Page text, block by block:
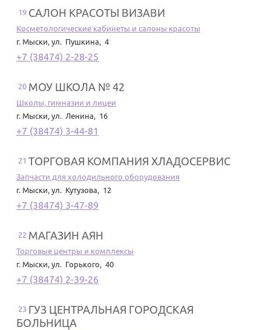
19 САЛОН КРАСОТЫ ВИЗАВИ
Косметологические кабинеты и салоны красоты
г. Мыски, ул. Пушкина, 4
+7 (38474) 2-28-25
20 МОУ ШКОЛА № 42
Школы, гимназии и лицеи
г. Мыски, ул. Ленина, 16
+7 (38474) 3-44-81
21 ТОРГОВАЯ КОМПАНИЯ ХЛАДОСЕРВИС
Запчасти для холодильного оборудования
г. Мыски, ул. Кутузова, 12
+7 (38474) 3-47-89
22 МАГАЗИН АЯН
Торговые центры и комплексы
г. Мыски, ул. Горького, 40
+7 (38474) 2-39-26
23 ГУЗ ЦЕНТРАЛЬНАЯ ГОРОДСКАЯ
БОЛЬНИЦА